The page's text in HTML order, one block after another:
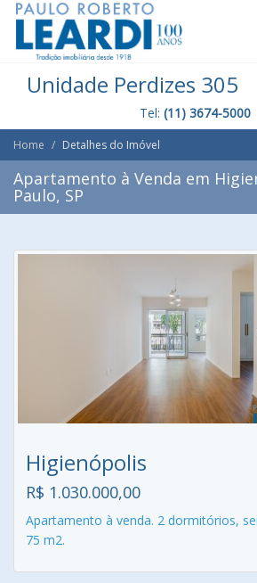
Unidade Perdizes 305
Tel: (11) 3674-5000
Home Detalhes do Imóvel
Apartamento à Venda em
Paulo, SP
Higienópolis
R$ 1.030.000,00
Apartamento à venda. 2 dormitórios,
75 m2.